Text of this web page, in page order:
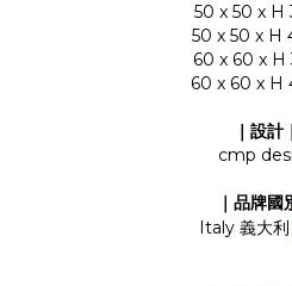
50 x 50 x H
50 x 50 x H
60 x 60 x H
60 x 60 x H
｜設計｜
cmp
｜品牌國
Italy義大利